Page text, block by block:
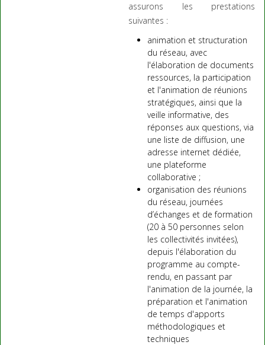
assurons les prestations
suivantes :
animation et structuration
du réseau, avec
l'élaboration de documents
ressources, la participation
et l'animation de réunions
stratégiques, ainsi que la
veille informative, des
réponses aux questions, via
une liste de diffusion, une
adresse internet dédiée,
une plateforme
collaborative ;
organisation des réunions
du réseau, journées
d’échanges et de formation
(20 à 50 personnes selon
les collectivités invitées),
depuis l'élaboration du
programme au compte-
rendu, en passant par
l'animation de la journée, la
préparation et l'animation
de temps d'apports
méthodologiques et
techniques